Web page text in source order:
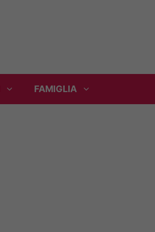
FAMIGLIA